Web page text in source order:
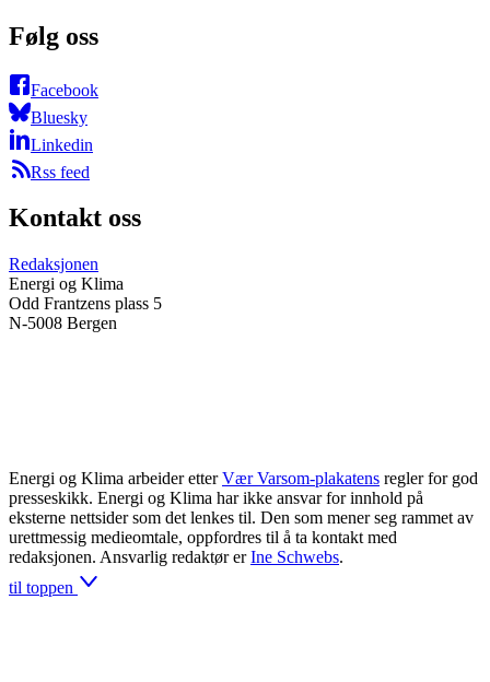
Følg oss
Facebook
Bluesky
Linkedin
Rss feed
Kontakt oss
Redaksjonen
Energi og Klima
Odd Frantzens plass 5
N-5008 Bergen
Energi og Klima arbeider etter Vær Varsom-plakatens regler for god
presseskikk. Energi og Klima har ikke ansvar for innhold på
eksterne nettsider som det lenkes til. Den som mener seg rammet av
urettmessig medieomtale, oppfordres til å ta kontakt med
redaksjonen. Ansvarlig redaktør er Ine Schwebs.
til toppen